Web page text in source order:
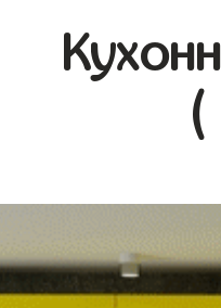
(